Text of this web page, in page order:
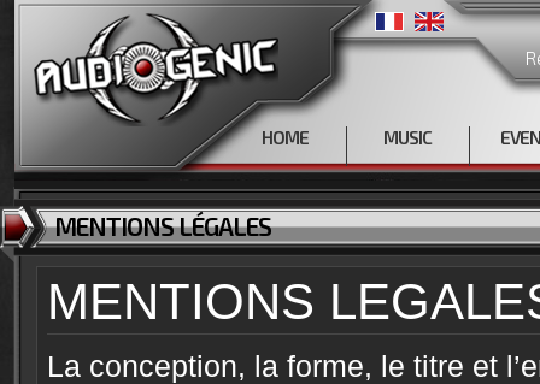
HOME MUSIC
MENTIONS LÉGALES
MENTIONS
La conception, la forme, le titre et